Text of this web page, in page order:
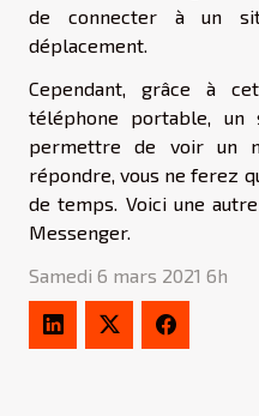
de connecter à un
déplacement.
Cependant, grâce à
téléphone portable,
permettre de voir un
répondre, vous ne ferez
de temps. Voici une
Messenger.
Samedi 6 mars 2021 6h